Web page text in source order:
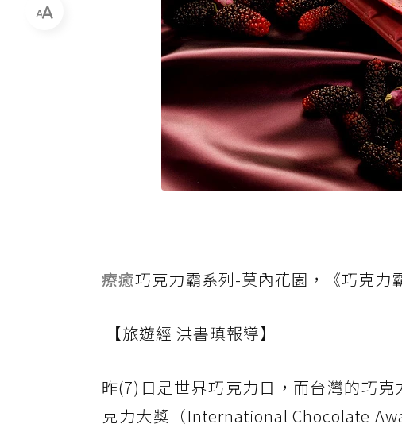
療癒巧克力霸系列-莫內花園，《巧克力
【旅遊經 洪書瑱報導】
昨(7)日是世界巧克力日，而台灣的巧
克力大獎（International Chocolate